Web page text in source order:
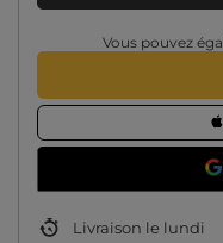
Vous pouvez
Livraison le lundi